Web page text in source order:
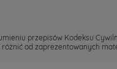
przepisów Kodeksu
od zaprezentowanych